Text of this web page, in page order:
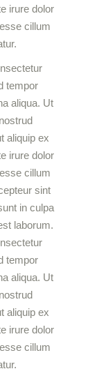
irure dolor
cillum
tempor
aliqua. Ut
aliquip ex
irure dolor
cillum
sint
in culpa
laborum.
tempor
aliqua. Ut
aliquip ex
irure dolor
cillum